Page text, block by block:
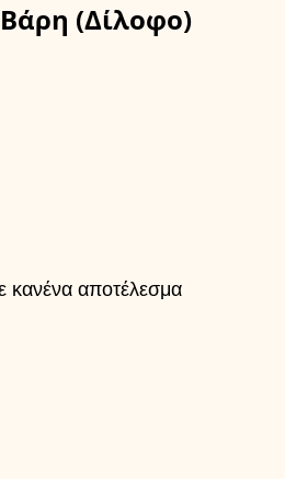
Βάρη (Δίλοφο)
κανένα αποτέλεσμα